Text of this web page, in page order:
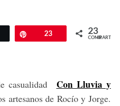
23 23
COMPARTIR
casualidad Con Lluvia y
artesanos de Rocío y Jorge.